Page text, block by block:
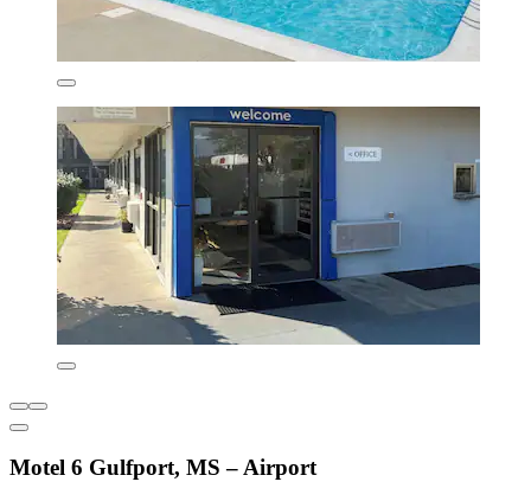
Motel 6 Gulfport, MS – Airport